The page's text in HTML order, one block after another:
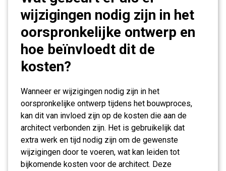
wijzigingen nodig zijn in het
oorspronkelijke ontwerp en
hoe beïnvloedt dit de
kosten?
Wanneer er wijzigingen nodig zijn in het
oorspronkelijke ontwerp tijdens het bouwproces,
kan dit van invloed zijn op de kosten die aan de
architect verbonden zijn. Het is gebruikelijk dat
extra werk en tijd nodig zijn om de gewenste
wijzigingen door te voeren, wat kan leiden tot
bijkomende kosten voor de architect. Deze